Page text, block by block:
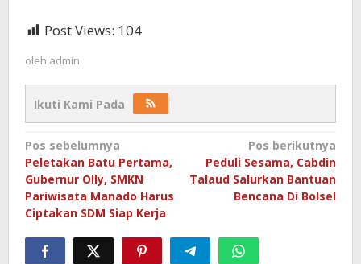
Post Views: 104
oleh admin
Ikuti Kami Pada
Navigasi
pos
Pos sebelumnya
Peletakan Batu Pertama,
Gubernur Olly, SMKN
Pariwisata Manado Harus
Ciptakan SDM Siap Kerja
Pos berikutnya
Peduli Sesama, Cabdin
Talaud Salurkan Bantuan
Bencana Di Bolsel